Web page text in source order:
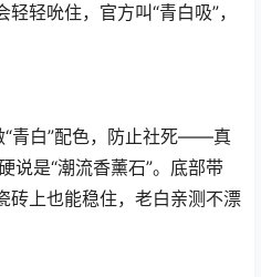
轻吮住，官方叫“青白吸”，
“青白”配色，防止社死——真
说是“潮流香薰石”。底部带
砖上也能稳住，老白亲测不漂